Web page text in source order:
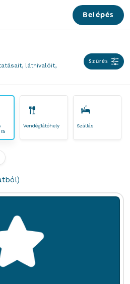
Belépés
© OpenStreetMap contributors
Vendéglátóhely Szállás
látnivalóit,
Szűrés